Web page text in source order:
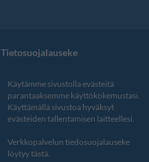
Tietosuojalauseke
Käytämme sivustolla evästeitä
parantaaksemme käyttökokemustasi.
Käyttämällä sivustoa hyväksyt
evästeiden tallentamisen laitteellesi.
Verkkopalvelun tiedosuojalauseke
löytyy tästä.